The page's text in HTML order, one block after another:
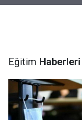
Eğitim Haberleri